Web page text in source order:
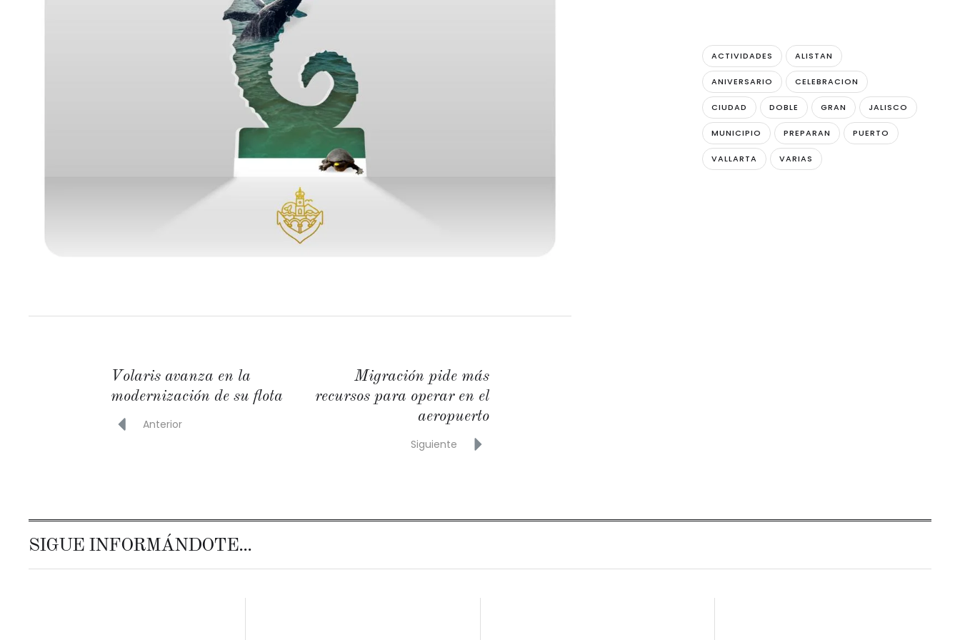
Volaris avanza en la
modernización de su flota
Anterior
Migración pide más
recursos para operar en el
aeropuerto
Siguiente
ACTIVIDADES ALISTAN
ANIVERSARIO CELEBRACION
CIUDAD DOBLE GRAN JALISCO
MUNICIPIO PREPARAN PUERTO
VALLARTA VARIAS
SIGUE INFORMÁNDOTE...